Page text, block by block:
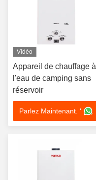
Vidéo
Appareil de chauffage à
l'eau de camping sans
réservoir
Parlez Maintenant. '